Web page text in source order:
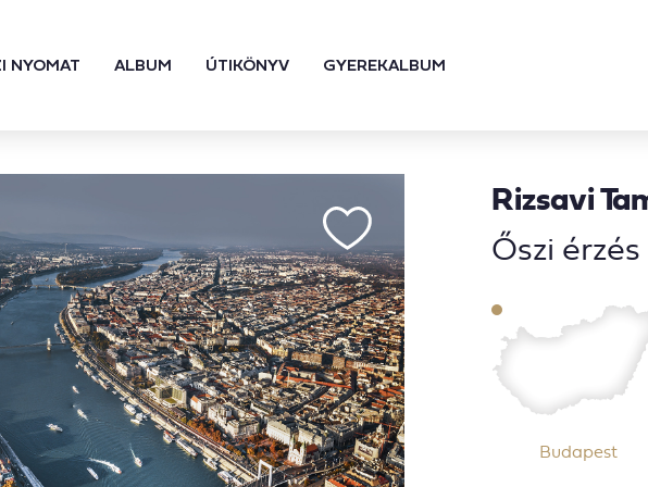
NYOMAT ALBUM ÚTIKÖNYV GYEREKALBUM
Rizsavi
Őszi érzés
Budapest